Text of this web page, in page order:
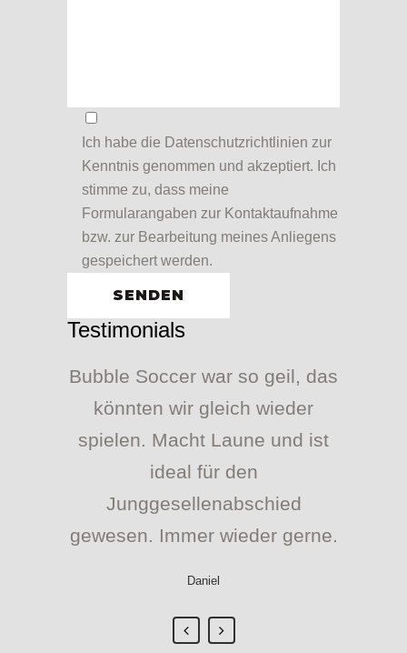
Ich habe die Datenschutzrichtlinien zur
Kenntnis genommen und akzeptiert. Ich
stimme zu, dass meine
Formularangaben zur Kontaktaufnahme
bzw. zur Bearbeitung meines Anliegens
gespeichert werden.
Testimonials
Bubble Soccer war so geil, das
könnten wir gleich wieder
spielen. Macht Laune und ist
ideal für den
Junggesellenabschied
gewesen. Immer wieder gerne.
Daniel